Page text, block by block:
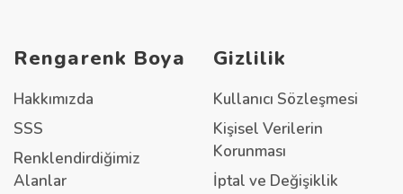
Rengarenk Boya
Hakkımızda
SSS
Renklendirdiğimiz
Alanlar
Gizlilik
Kullanıcı Sözleşmesi
Kişisel Verilerin
Korunması
İptal ve Değişiklik